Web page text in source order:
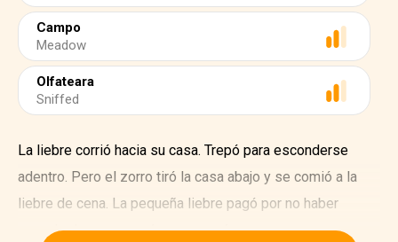
Campo
Meadow
Olfateara
Sniffed
La liebre corrió hacia su casa. Trepó para esconderse
adentro. Pero el zorro tiró la casa abajo y se comió a la
liebre de cena. La pequeña liebre pagó por no haber
escuchado a su mamá y a su papá.